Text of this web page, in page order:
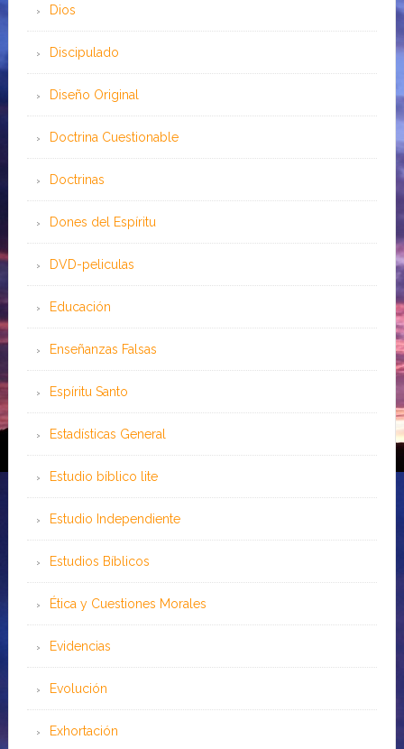
Dios
Discipulado
Diseño Original
Doctrina Cuestionable
Doctrinas
Dones del Espíritu
DVD-peliculas
Educación
Enseñanzas Falsas
Espíritu Santo
Estadísticas General
Estudio bíblico lite
Estudio Independiente
Estudios Bíblicos
Ética y Cuestiones Morales
Evidencias
Evolución
Exhortación